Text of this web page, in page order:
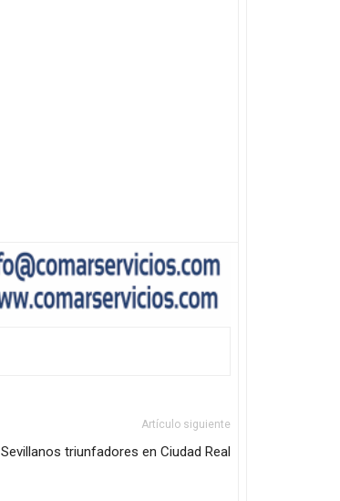
Artículo siguiente
Sevillanos triunfadores en Ciudad Real